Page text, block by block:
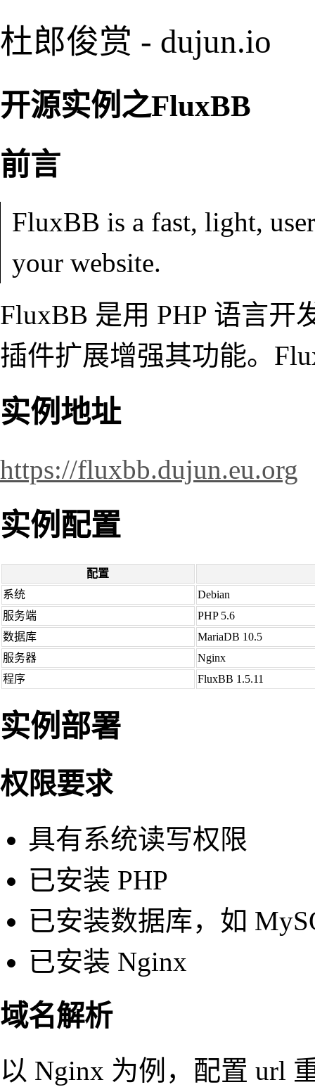
杜郎俊赏 - dujun.io
开源实例之FluxBB
前言
FluxBB is a fast, light,
your website.
FluxBB 是用 PHP 语言开
插件扩展增强其功能。
实例地址
https://fluxbb.dujun.eu.org
实例配置
配置
系统
Debian
服务端
PHP 5.6
数据库
MariaDB 10.5
服务器
Nginx
程序
FluxBB 1.5.11
实例部署
权限要求
具有系统读写权限
已安装 PHP
已安装数据库，如
已安装 Nginx
域名解析
以 Nginx 为例，配置 url